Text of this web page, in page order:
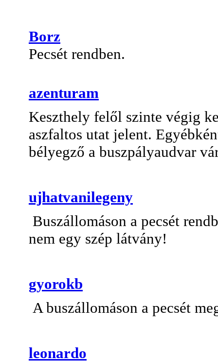
Borz
Pecsét rendben.
azenturam
Keszthely felől szinte végig
aszfaltos utat jelent.
bélyegző a buszpályaudvar
ujhatvanilegeny
Buszállomáson a pecsét
nem egy szép látvány!
gyorokb
A buszállomáson a pecsét
leonardo